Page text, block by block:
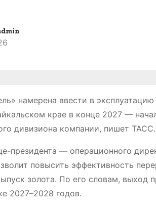
намерена ввести в
крае в конце 2027 —
дивизиона компании, пишет ТАСС.
президента — операционного
повысить эффективность
золота. По его словам,
2027–2028 годов.